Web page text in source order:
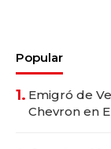
Popular
1. Emigró de
Chevron en